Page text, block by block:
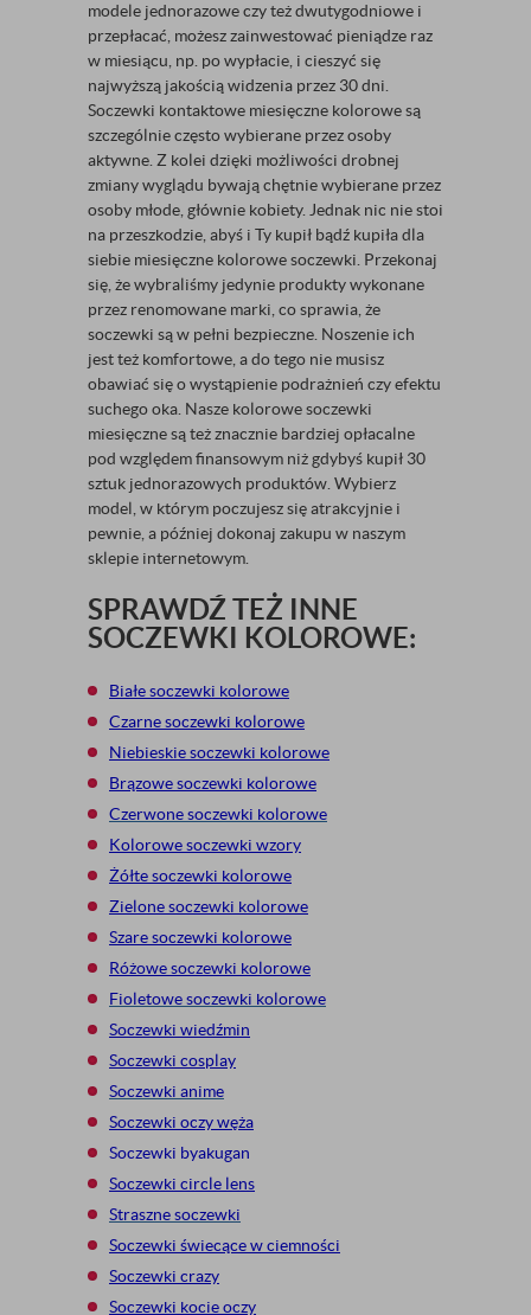
modele jednorazowe czy też dwutygodniowe i
przepłacać, możesz zainwestować pieniądze raz
w miesiącu, np. po wypłacie, i cieszyć się
najwyższą jakością widzenia przez 30 dni.
Soczewki kontaktowe miesięczne kolorowe są
szczególnie często wybierane przez osoby
aktywne. Z kolei dzięki możliwości drobnej
zmiany wyglądu bywają chętnie wybierane przez
osoby młode, głównie kobiety. Jednak nic nie stoi
na przeszkodzie, abyś i Ty kupił bądź kupiła dla
siebie miesięczne kolorowe soczewki. Przekonaj
się, że wybraliśmy jedynie produkty wykonane
przez renomowane marki, co sprawia, że
soczewki są w pełni bezpieczne. Noszenie ich
jest też komfortowe, a do tego nie musisz
obawiać się o wystąpienie podrażnień czy efektu
suchego oka. Nasze kolorowe soczewki
miesięczne są też znacznie bardziej opłacalne
pod względem finansowym niż gdybyś kupił 30
sztuk jednorazowych produktów. Wybierz
model, w którym poczujesz się atrakcyjnie i
pewnie, a później dokonaj zakupu w naszym
sklepie internetowym.
SPRAWDŹ TEŻ INNE
SOCZEWKI KOLOROWE:
Białe soczewki kolorowe
Czarne soczewki kolorowe
Niebieskie soczewki kolorowe
Brązowe soczewki kolorowe
Czerwone soczewki kolorowe
Kolorowe soczewki wzory
Żółte soczewki kolorowe
Zielone soczewki kolorowe
Szare soczewki kolorowe
Różowe soczewki kolorowe
Fioletowe soczewki kolorowe
Soczewki wiedźmin
Soczewki cosplay
Soczewki anime
Soczewki oczy węża
Soczewki byakugan
Soczewki circle lens
Straszne soczewki
Soczewki świecące w ciemności
Soczewki crazy
Soczewki kocie oczy